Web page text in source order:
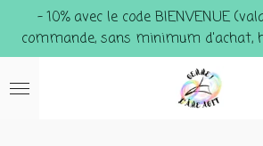
Passer
au
contenu
principal
- 10% avec le code BIENVENUE
commande, sans minimum d'achat,